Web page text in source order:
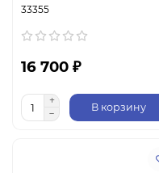
33355
16 700 ₽
В корзину